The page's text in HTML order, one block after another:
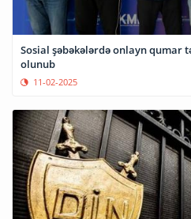
Sosial şəbəkələrdə onlayn qumar
olunub
11-02-2025